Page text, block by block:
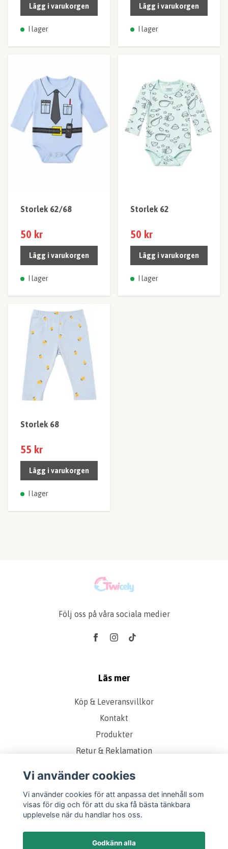
Lägg i varukorgen
I lager
Lägg i varukorgen
I lager
Storlek 62/68
50 kr
Lägg i varukorgen
I lager
Storlek 62
50 kr
Lägg i varukorgen
I lager
Storlek 68
55 kr
Lägg i varukorgen
I lager
Följ oss på våra sociala medier
Läs mer
Köp & Leveransvillkor
Kontakt
Produkter
Retur & Reklamation
Om oss
Presentkort
Storleks & Kvalitetsguide
Vi använder cookies
Vi använder cookies för att anpassa det innehåll som
visas för dig och för att du ska få bästa tänkbara
upplevelse när du handlar hos oss.
Godkänn alla